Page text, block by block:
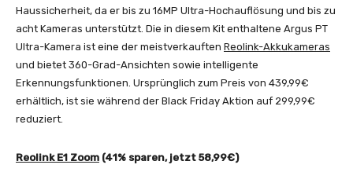
Haussicherheit, da er bis zu 16MP Ultra-Hochauflösung und bis zu
acht Kameras unterstützt. Die in diesem Kit enthaltene Argus PT
Ultra-Kamera ist eine der meistverkauften Reolink-Akkukameras
und bietet 360-Grad-Ansichten sowie intelligente
Erkennungsfunktionen. Ursprünglich zum Preis von 439,99€
erhältlich, ist sie während der Black Friday Aktion auf 299,99€
reduziert.
Reolink E1 Zoom (41% sparen, jetzt 58,99€)